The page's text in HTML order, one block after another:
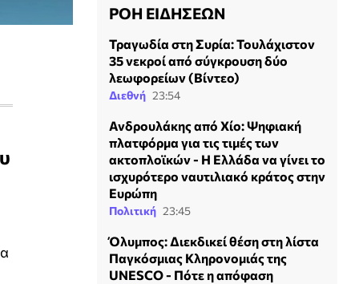
ΡΟΗ ΕΙΔΗΣΕΩΝ
Τραγωδία στη Συρία: Τουλάχιστον
35 νεκροί από σύγκρουση δύο
λεωφορείων (Βίντεο)
Διεθνή 23:54
Ανδρουλάκης από Χίο: Ψηφιακή
πλατφόρμα για τις τιμές των
ακτοπλοϊκών - H Ελλάδα να γίνει το
ισχυρότερο ναυτιλιακό κράτος στην
Ευρώπη
Πολιτική 23:45
Όλυμπος: Διεκδικεί θέση στη λίστα
Παγκόσμιας Κληρονομιάς της
UNESCO - Πότε η απόφαση